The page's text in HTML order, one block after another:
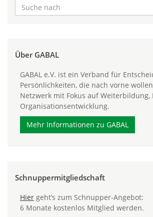
Über GABAL
GABAL e.V. ist ein Verband für
Persönlichkeiten, die nach vorne
Netzwerk mit Fokus auf Weiterbildung,
Organisationsentwicklung.
Mehr Informationen zu GABAL
Schnuppermitgliedschaft
Hier geht’s zum Schnupper-Angebot:
6 Monate kostenlos Mitglied werden.